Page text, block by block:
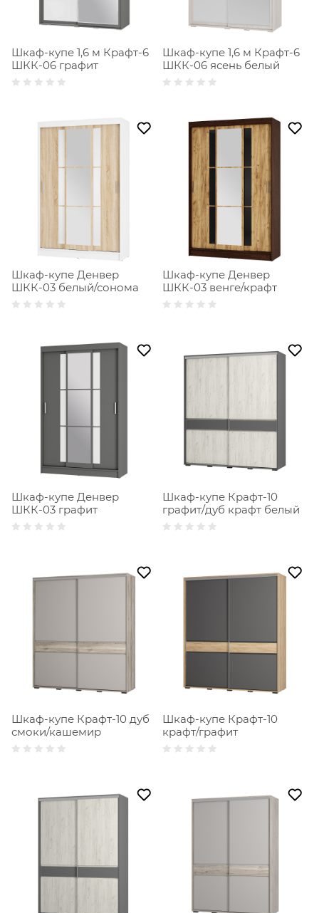
Шкаф-купе 1,6 м Крафт-6
ШКК-06 графит
Шкаф-купе 1,6 м Крафт-6
ШКК-06 ясень белый
Шкаф-купе Денвер
ШКК-03 белый/сонома
Шкаф-купе Денвер
ШКК-03 венге/крафт
Шкаф-купе Денвер
ШКК-03 графит
Шкаф-купе Крафт-10
графит/дуб крафт белый
Шкаф-купе Крафт-10 дуб
смоки/кашемир
Шкаф-купе Крафт-10
крафт/графит